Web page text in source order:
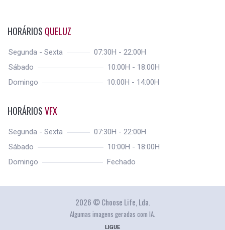
HORÁRIOS QUELUZ
Segunda - Sexta
07:30H - 22:00H
Sábado
10:00H - 18:00H
Domingo
10:00H - 14:00H
HORÁRIOSVFX
Segunda - Sexta
07:30H - 22:00H
Sábado
10:00H - 18:00H
Domingo
Fechado
2026 © Choose Life, Lda.
Algumas imagens geradas com IA.
LIGUE